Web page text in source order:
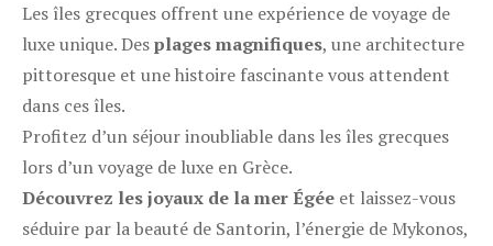
Les îles grecques offrent une expérience de voyage de
luxe unique. Desplages magnifiques, une architecture
pittoresque et une histoire fascinante vous attendent
dans ces îles.
Profitez d’un séjour inoubliable dans les îles grecques
lors d’un voyage de luxe en Grèce.
Découvrez les joyaux de la mer Égée et laissez-vous
séduire par la beauté de Santorin, l’énergie de Mykonos,